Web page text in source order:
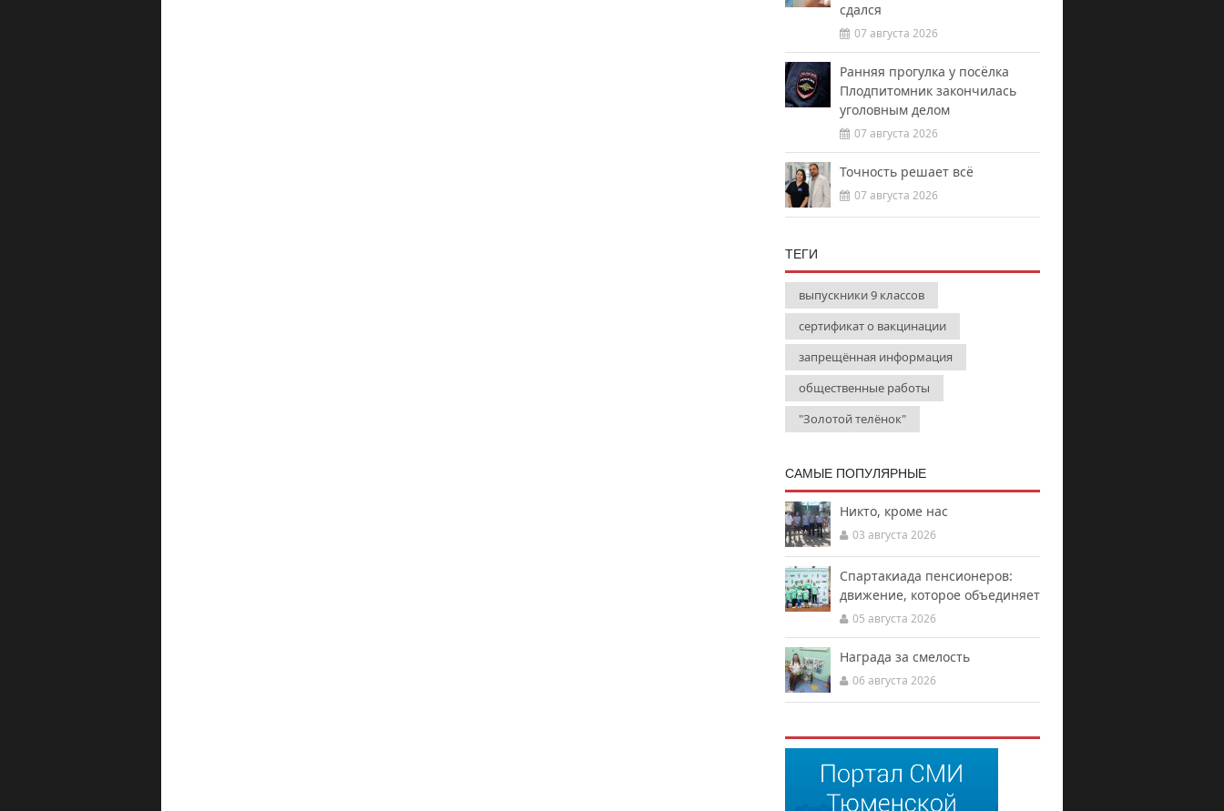
сдался
07 августа 2026
Ранняя прогулка у посёлка
Плодпитомник закончилась
уголовным делом
07 августа 2026
Точность решает всё
07 августа 2026
ТЕГИ
выпускники 9 классов
сертификат о вакцинации
запрещённая информация
общественные работы
"Золотой телёнок"
САМЫЕ ПОПУЛЯРНЫЕ
Никто, кроме нас
03 августа 2026
Спартакиада пенсионеров:
движение, которое объединяет
05 августа 2026
Награда за смелость
06 августа 2026